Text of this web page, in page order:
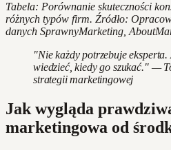
Tabela: Porównanie skuteczności
różnych typów firm. Źródło:
danych SprawnyMarketing,
"Nie każdy potrzebuje
wiedzieć, kiedy go szukać." —
strategii marketingowej
Jak wygląda
marketingowa od